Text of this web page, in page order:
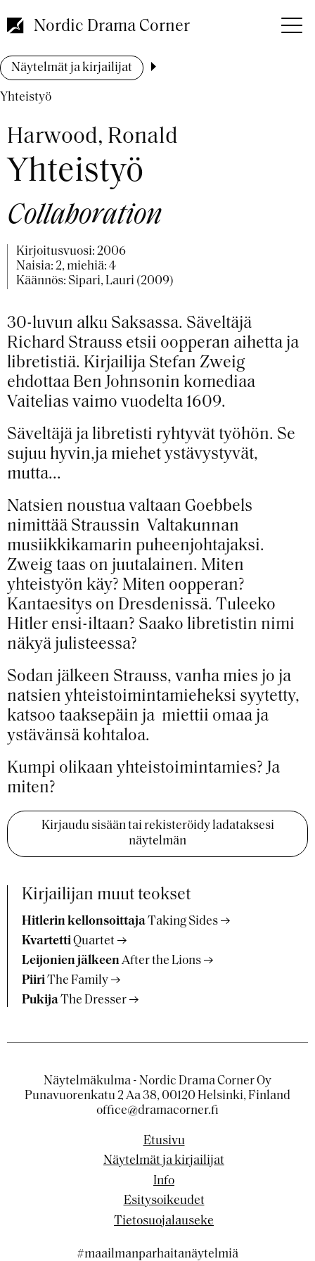
pääsisältöön
Nordic Drama Corner
Murupolku
Näytelmät ja kirjailijat
Yhteistyö
Harwood, Ronald
Yhteistyö
Collaboration
Kirjoitusvuosi: 2006
Naisia: 2, miehiä: 4
Käännös: Sipari, Lauri (2009)
30-luvun alku Saksassa. Säveltäjä
Richard Strauss etsii oopperan aihetta ja
libretistiä. Kirjailija Stefan Zweig
ehdottaa Ben Johnsonin komediaa
Vaitelias vaimo vuodelta 1609.
Säveltäjä ja libretisti ryhtyvät työhön. Se
sujuu hyvin,ja miehet ystävystyvät,
mutta...
Natsien noustua valtaan Goebbels
nimittää Straussin Valtakunnan
musiikkikamarin puheenjohtajaksi.
Zweig taas on juutalainen. Miten
yhteistyön käy? Miten oopperan?
Kantaesitys on Dresdenissä. Tuleeko
Hitler ensi-iltaan? Saako libretistin nimi
näkyä julisteessa?
Sodan jälkeen Strauss, vanha mies jo ja
natsien yhteistoimintamieheksi syytetty,
katsoo taaksepäin ja miettii omaa ja
ystävänsä kohtaloa.
Kumpi olikaan yhteistoimintamies? Ja
miten?
Kirjaudu sisään tai rekisteröidy ladataksesi
näytelmän
Kirjailijan muut teokset
Hitlerin kellonsoittajaTaking Sides
KvartettiQuartet
Leijonien jälkeenAfter the Lions
PiiriThe Family
PukijaThe Dresser
Näytelmäkulma - Nordic Drama Corner Oy
Punavuorenkatu 2 Aa 38, 00120 Helsinki, Finland
office@dramacorner.fi
Etusivu
Näytelmät ja kirjailijat
Info
Esitysoikeudet
Tietosuojalauseke
#maailmanparhaitanäytelmiä